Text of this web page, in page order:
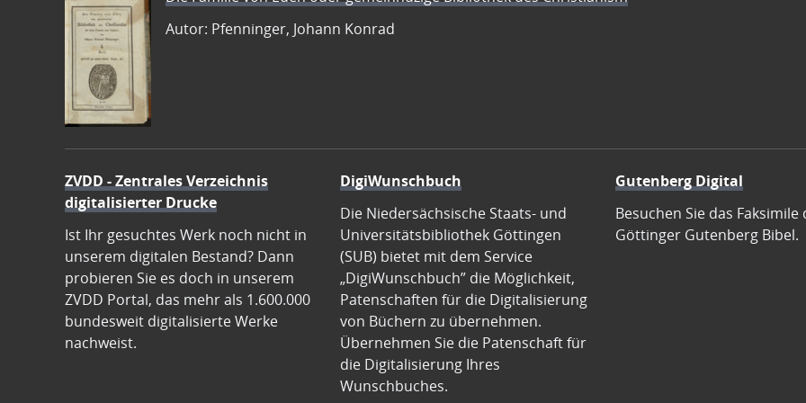
Autor: Pfenninger, Johann Konrad
ZVDD - Zentrales Verzeichnis
digitalisierter Drucke
Ist Ihr gesuchtes Werk noch nicht in
unserem digitalen Bestand? Dann
probieren Sie es doch in unserem
ZVDD Portal, das mehr als 1.600.000
bundesweit digitalisierte Werke
nachweist.
DigiWunschbuch
Die Niedersächsische Staats- und
Universitätsbibliothek Göttingen
(SUB) bietet mit dem Service
„DigiWunschbuch” die Möglichkeit,
Patenschaften für die Digitalisierung
von Büchern zu übernehmen.
Übernehmen Sie die Patenschaft für
die Digitalisierung Ihres
Wunschbuches.
Gutenberg Digital
Besuchen Sie das Faksimile
Göttinger Gutenberg Bibel.